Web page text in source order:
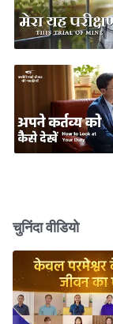
चुनिंदा वीडियो